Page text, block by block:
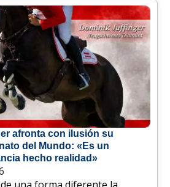
afronta con ilusión su
del Mundo: «Es un
hecho realidad»